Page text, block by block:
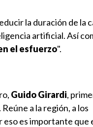
la duración de la
artificial. Así
el esfuerzo".
Guido Girardi,
. Reúne a la región, a los
eso es importante que